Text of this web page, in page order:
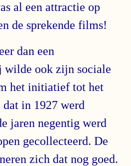
al een attractie op
de sprekende films!
dan een
wilde ook zijn sociale
het initiatief tot het
in 1927 werd
jaren negentig werd
gecollecteerd. De
zich dat nog goed.